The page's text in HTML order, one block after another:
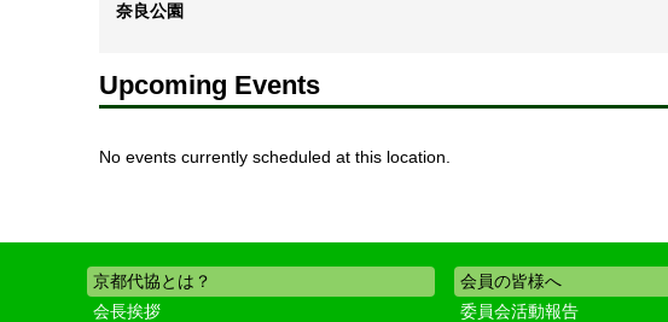
奈良公園
Upcoming Events
No events currently scheduled at this location.
京都代協とは？
会長挨拶
会員の皆様へ
委員会活動報告